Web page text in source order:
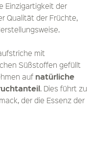
Einzigartigkeit der
Qualität der Früchte,
mit
Süßstoffen gefüllt
auf natürliche
. Dies führt zu
der die Essenz der